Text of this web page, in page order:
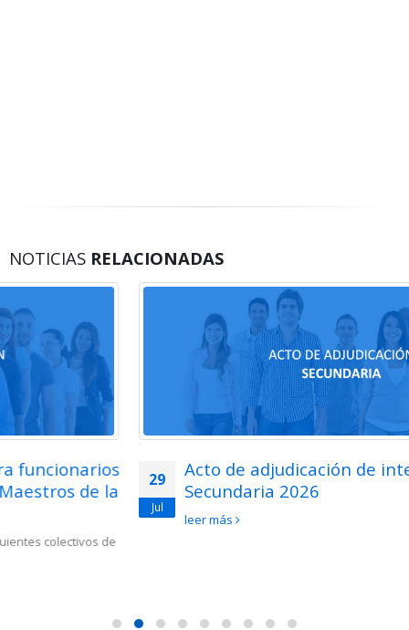
NOTICIAS RELACIONADAS
29
Acto de adjudicación de interinos de
Secundaria 2026